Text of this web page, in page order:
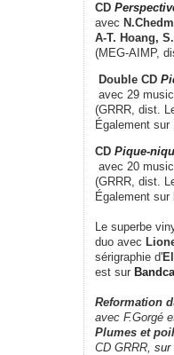
CD
avec
A-T. Hoang,
(MEG-AIMP,
Double CD
avec 29
(GRRR, dist.
Également sur
CD Pique-
avec 20
(GRRR, dist.
Également sur
Le superbe
duo avec
sérigraphie d'
est sur
Reformation
avec F.Gorgé
Plumes et
CD GRRR, sur